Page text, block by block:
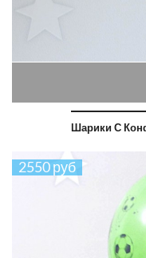
Шарики С
2550 руб